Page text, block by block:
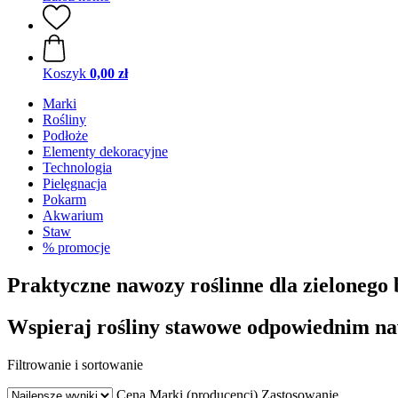
Koszyk 0,00 zł
Marki
Rośliny
Podłoże
Elementy dekoracyjne
Technologia
Pielęgnacja
Pokarm
Akwarium
Staw
% promocje
Praktyczne nawozy roślinne dla zielonego
Wspieraj rośliny stawowe odpowiednim
Filtrowanie i sortowanie
Cena Marki (producenci) Zastosowanie